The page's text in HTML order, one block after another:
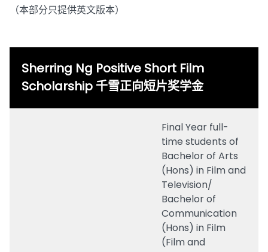
（本部分只提供英文版本）
Sherring Ng Positive Short Film
Scholarship 千雪正向短片奖学金
Final Year full-
time students of
Bachelor of Arts
(Hons) in Film and
Television/
Bachelor of
Communication
(Hons) in Film
(Film and